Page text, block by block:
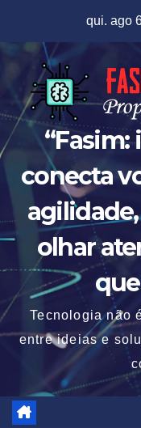
qui. ago
conecta
olhar
Tecnologia não
entre ideias e